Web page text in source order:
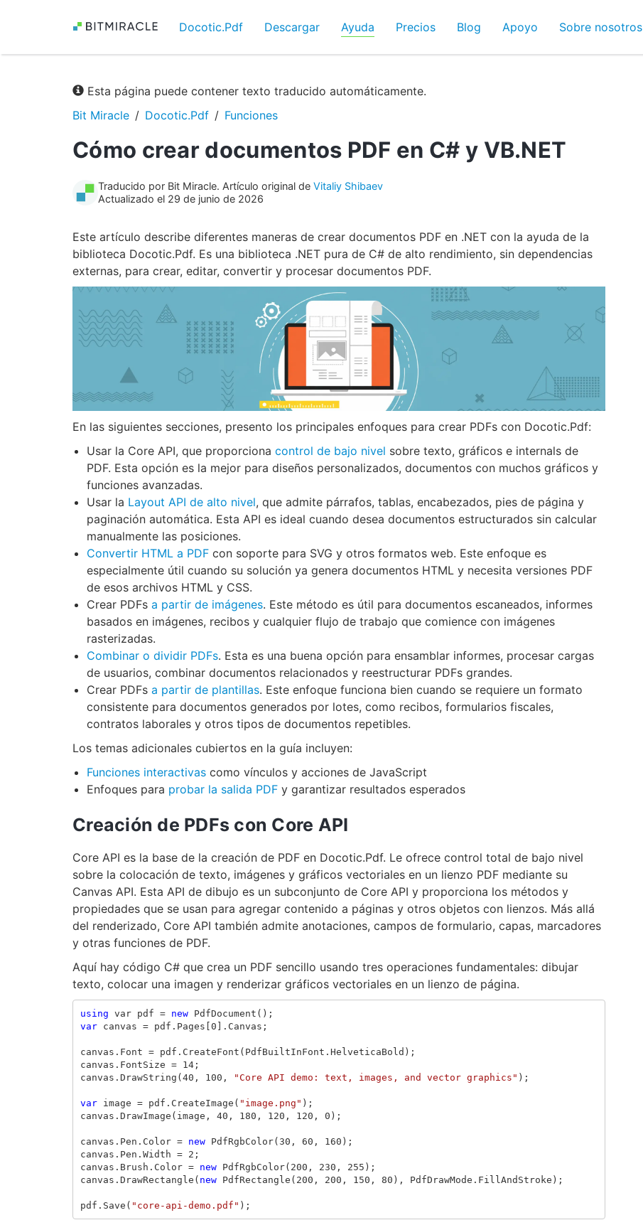
Docotic.Pdf Descargar Ayuda Precios Blog Apoyo Sobre nosotros
Esta página puede contener texto traducido automáticamente.
Bit Miracle
Docotic.Pdf Funciones
Cómo crear documentos PDF en C# y VB.NET
Traducido por Bit Miracle. Artículo original de Vitaliy Shibaev
Actualizado el 29 de junio de 2026
Este artículo describe diferentes maneras de crear documentos PDF en .NET con la ayuda de la
biblioteca Docotic.Pdf. Es una biblioteca .NET pura de C# de alto rendimiento, sin dependencias
externas, para crear, editar, convertir y procesar documentos PDF.
En las siguientes secciones, presento los principales enfoques para crear PDFs con Docotic.Pdf:
Usar la Core API, que proporciona control de bajo nivel sobre texto, gráficos e internals de
PDF. Esta opción es la mejor para diseños personalizados, documentos con muchos gráficos y
funciones avanzadas.
Usar la Layout API de alto nivel, que admite párrafos, tablas, encabezados, pies de página y
paginación automática. Esta API es ideal cuando desea documentos estructurados sin calcular
manualmente las posiciones.
Convertir HTML a PDF con soporte para SVG y otros formatos web. Este enfoque es
especialmente útil cuando su solución ya genera documentos HTML y necesita versiones PDF
de esos archivos HTML y CSS.
Crear PDFs a partir de imágenes. Este método es útil para documentos escaneados, informes
basados en imágenes, recibos y cualquier flujo de trabajo que comience con imágenes
rasterizadas.
Combinar o dividir PDFs. Esta es una buena opción para ensamblar informes, procesar cargas
de usuarios, combinar documentos relacionados y reestructurar PDFs grandes.
Crear PDFs a partir de plantillas. Este enfoque funciona bien cuando se requiere un formato
consistente para documentos generados por lotes, como recibos, formularios fiscales,
contratos laborales y otros tipos de documentos repetibles.
Los temas adicionales cubiertos en la guía incluyen:
Funciones interactivas como vínculos y acciones de JavaScript
Enfoques para probar la salida PDF y garantizar resultados esperados
Creación de PDFs con Core API
Core API es la base de la creación de PDF en Docotic.Pdf. Le ofrece control total de bajo nivel
sobre la colocación de texto, imágenes y gráficos vectoriales en un lienzo PDF mediante su
Canvas API. Esta API de dibujo es un subconjunto de Core API y proporciona los métodos y
propiedades que se usan para agregar contenido a páginas y otros objetos con lienzos. Más allá
del renderizado, Core API también admite anotaciones, campos de formulario, capas, marcadores
y otras funciones de PDF.
Aquí hay código C# que crea un PDF sencillo usando tres operaciones fundamentales: dibujar
texto, colocar una imagen y renderizar gráficos vectoriales en un lienzo de página.
using var pdf = new PdfDocument ();
var
canvas = pdf . Pages 0 ]. Canvas ;
canvas . Font = pdf . CreateFont ( PdfBuiltInFont . HelveticaBold );
canvas . FontSize = 14;
canvas . DrawString ( 40 , 100 , "Core API demo: text, images, and vector graphics" );
var image = pdf . CreateImage ( "image.png" );
canvas . DrawImage ( image , 40 , 180 , 120 , 120 , 0 );
canvas . Pen . Color = new PdfRgbColor( 30 , 60 , 160 );
canvas . Pen . Width = 2 ;
canvas . Brush . Color = new PdfRgbColor( 200 , 230 , 255 );
canvas . DrawRectangle ( new PdfRectangle ( 200 , 200 , 150 , 80 ), PdfDrawMode . FillAndStroke );
pdf . Save ( "core-api-demo.pdf" );